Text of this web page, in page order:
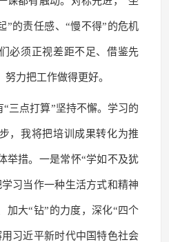
”的责任感、“慢不得”的危机
必须正视差距不足、借鉴先
力把工作做得更好。
三点打算”坚持不懈。学习的
，我将把培训成果转化为推
举措。一是常怀“学如不及犹
习当作一种生活方式和精神
加大“钻”的力度，深化“四个
习近平新时代中国特色社会